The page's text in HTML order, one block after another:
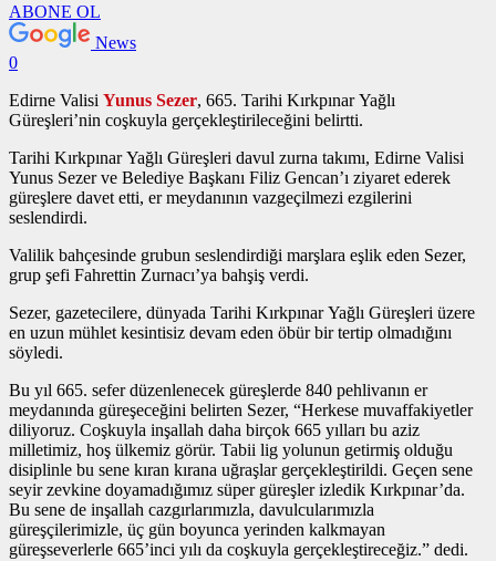
ABONE OL
News
0
Edirne Valisi Yunus Sezer, 665. Tarihi Kırkpınar Yağlı
Güreşleri’nin coşkuyla gerçekleştirileceğini belirtti.
Tarihi Kırkpınar Yağlı Güreşleri davul zurna takımı, Edirne Valisi
Yunus Sezer ve Belediye Başkanı Filiz Gencan’ı ziyaret ederek
güreşlere davet etti, er meydanının vazgeçilmezi ezgilerini
seslendirdi.
Valilik bahçesinde grubun seslendirdiği marşlara eşlik eden Sezer,
grup şefi Fahrettin Zurnacı’ya bahşiş verdi.
Sezer, gazetecilere, dünyada Tarihi Kırkpınar Yağlı Güreşleri üzere
en uzun mühlet kesintisiz devam eden öbür bir tertip olmadığını
söyledi.
Bu yıl 665. sefer düzenlenecek güreşlerde 840 pehlivanın er
meydanında güreşeceğini belirten Sezer, “Herkese muvaffakiyetler
diliyoruz. Coşkuyla inşallah daha birçok 665 yılları bu aziz
milletimiz, hoş ülkemiz görür. Tabii lig yolunun getirmiş olduğu
disiplinle bu sene kıran kırana uğraşlar gerçekleştirildi. Geçen sene
seyir zevkine doyamadığımız süper güreşler izledik Kırkpınar’da.
Bu sene de inşallah cazgırlarımızla, davulcularımızla
güreşçilerimizle, üç gün boyunca yerinden kalkmayan
güreşseverlerle 665’inci yılı da coşkuyla gerçekleştireceğiz.” dedi.